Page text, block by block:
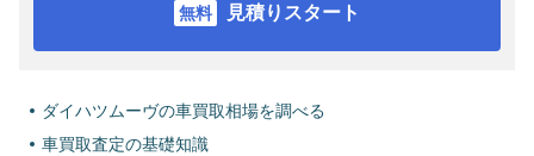
見積りスタート
ダイハツムーヴの車買取相場を調べる
車買取査定の基礎知識